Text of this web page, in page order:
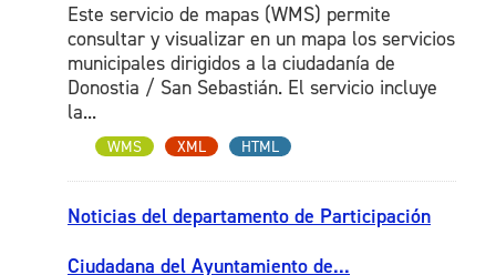
Este servicio de mapas (WMS) permite
consultar y visualizar en un mapa los servicios
municipales dirigidos a la ciudadanía de
Donostia / San Sebastián. El servicio incluye
la...
WMS XML HTML
Noticias del departamento de Participación
Ciudadana del Ayuntamiento de...